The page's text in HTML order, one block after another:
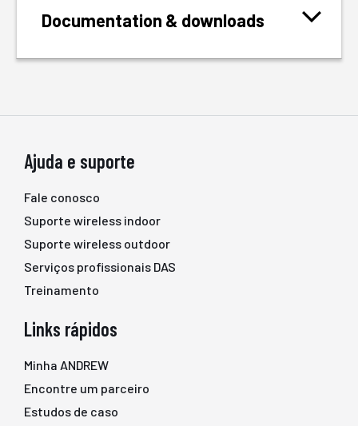
Documentation & downloads
Ajuda e suporte
Fale conosco
Suporte wireless indoor
Suporte wireless outdoor
Serviços profissionais DAS
Treinamento
Links rápidos
Minha ANDREW
Encontre um parceiro
Estudos de caso